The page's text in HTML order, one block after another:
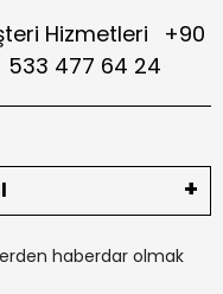
Hizmetleri
+90
533 477 64 24
haberdar olmak